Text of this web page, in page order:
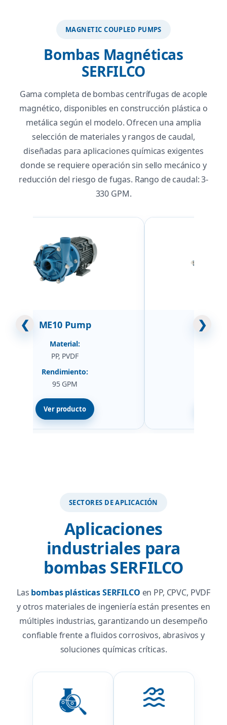
MAGNETIC COUPLED PUMPS
Bombas Magnéticas
SERFILCO
Gama completa de bombas centrífugas de acople
magnético, disponibles en construcción plástica o
metálica según el modelo. Ofrecen una amplia
selección de materiales y rangos de caudal,
diseñadas para aplicaciones químicas exigentes
donde se requiere operación sin sello mecánico y
reducción del riesgo de fugas. Rango de caudal: 3-
330 GPM.
❮ ME10 Pump
Material:
PP, PVDF
Rendimiento:
95 GPM
Ver producto
ME6
❯
SECTORES DE APLICACIÓN
Aplicaciones
industriales para
bombas SERFILCO
Las bombas plásticas SERFILCO en PP, CPVC, PVDF
y otros materiales de ingeniería están presentes en
múltiples industrias, garantizando un desempeño
confiable frente a fluidos corrosivos, abrasivos y
soluciones químicas críticas.